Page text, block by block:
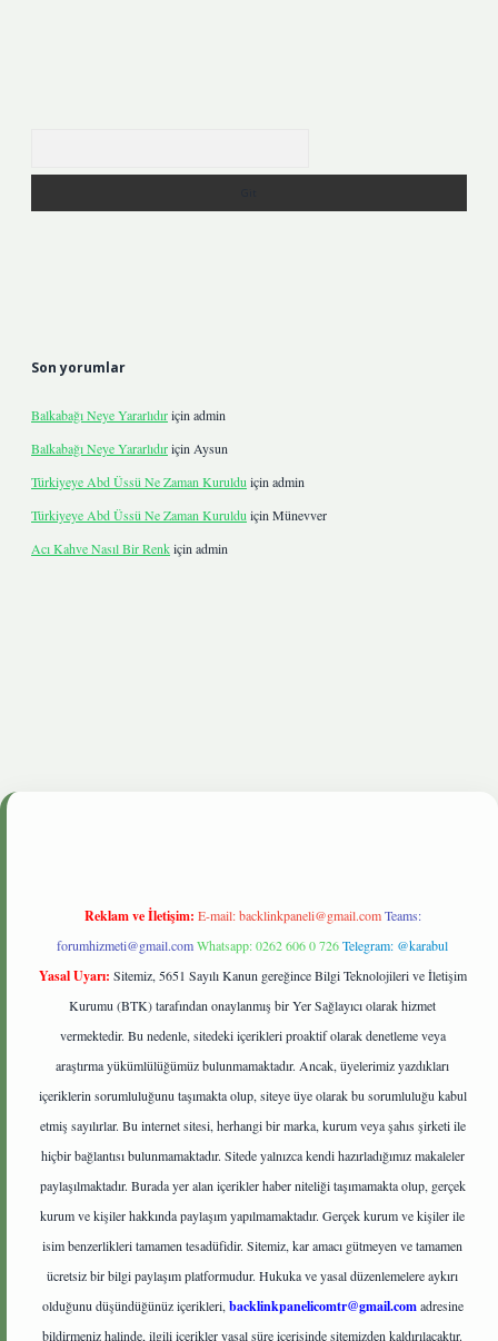
Son yorumlar
Balkabağı Neye Yararlıdıriçin admin
Balkabağı Neye Yararlıdıriçin Aysun
Türkiyeye Abd Üssü Ne Zaman Kuruldu için admin
Türkiyeye Abd Üssü Ne Zaman Kuruldu için Münevver
Acı Kahve Nasıl Bir Renkiçin admin
Reklam ve İletişim: E-mail:backlinkpaneli@gmail.com Teams:
forumhizmeti@gmail.comWhatsapp: 0262 606 0 726Telegram: @karabul
Yasal Uyarı: Sitemiz, 5651 Sayılı Kanun gereğince Bilgi Teknolojileri ve İletişim
Kurumu (BTK) tarafından onaylanmış bir Yer Sağlayıcı olarak hizmet
vermektedir. Bu nedenle, sitedeki içerikleri proaktif olarak denetleme veya
araştırma yükümlülüğümüz bulunmamaktadır. Ancak, üyelerimiz yazdıkları
içeriklerin sorumluluğunu taşımakta olup, siteye üye olarak bu sorumluluğu kabul
etmiş sayılırlar. Bu internet sitesi, herhangi bir marka, kurum veya şahıs şirketi ile
hiçbir bağlantısı bulunmamaktadır. Sitede yalnızca kendi hazırladığımız makaleler
paylaşılmaktadır. Burada yer alan içerikler haber niteliği taşımamakta olup, gerçek
kurum ve kişiler hakkında paylaşım yapılmamaktadır. Gerçek kurum ve kişiler ile
isim benzerlikleri tamamen tesadüfidir. Sitemiz, kar amacı gütmeyen ve tamamen
ücretsiz bir bilgi paylaşım platformudur. Hukuka ve yasal düzenlemelere aykırı
olduğunu düşündüğünüz içerikleri, backlinkpanelicomtr@gmail.comadresine
bildirmeniz halinde, ilgili içerikler yasal süre içerisinde sitemizden kaldırılacaktır.